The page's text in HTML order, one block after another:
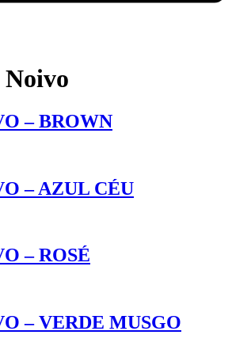
Noivo
– BROWN
– AZUL CÉU
– ROSÉ
– VERDE MUSGO